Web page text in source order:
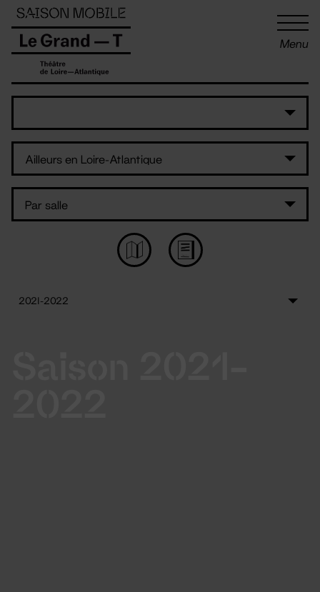
Menu
Panneau de gestion des cookies